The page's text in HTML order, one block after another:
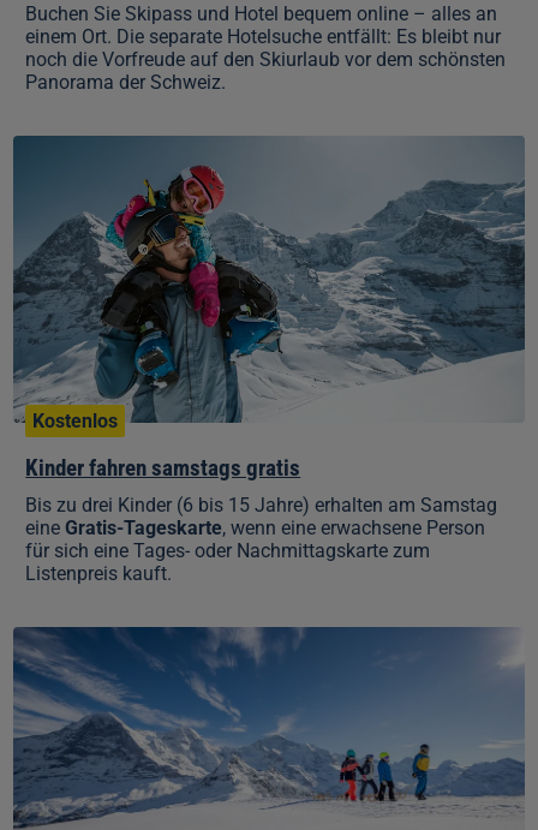
Buchen Sie Skipass und Hotel bequem online – alles an
einem Ort. Die separate Hotelsuche entfällt: Es bleibt nur
noch die Vorfreude auf den Skiurlaub vor dem schönsten
Panorama der Schweiz.
Kinder
Kostenlos
Kinder fahren samstags gratis
Bis zu drei Kinder (6 bis 15 Jahre) erhalten am Samstag
eineGratis-Tageskarte, wenn eine erwachsene Person
für sich eine Tages- oder Nachmittagskarte zum
Listenpreis kauft.
Winterwander-
und
Schlittelpass
(1–
7
Tage)